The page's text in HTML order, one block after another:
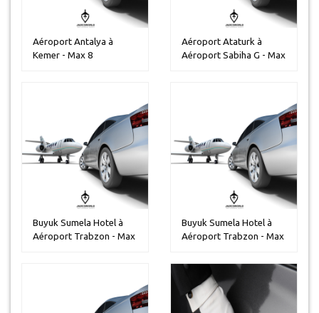
Aéroport Antalya à
Kemer - Max 8
Aéroport Ataturk à
Aéroport Sabiha G - Max
Buyuk Sumela Hotel à
Aéroport Trabzon - Max
Buyuk Sumela Hotel à
Aéroport Trabzon - Max